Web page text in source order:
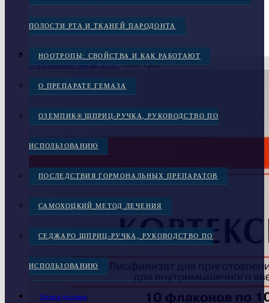
ПОЛОСТИ РТА И ТКАНЕЙ ПАРОДОНТА
НООТРОПЫ: СВОЙСТВА И КАК РАБОТАЮТ
О ПРЕПАРАТЕ ГЕМАЗА
ОЗЕМПИК® ШПРИЦ-РУЧКА, РУКОВОДСТВО ПО
ИСПОЛЬЗОВАНИЮ
ПОСЛЕДСТВИЯ ГОРМОНАЛЬНЫХ ПРЕПАРАТОВ
САМОХОЦКИЙ МЕТОД ЛЕЧЕНИЯ
СЕДЖАРО ШПРИЦ-РУЧКА, РУКОВОДСТВО ПО
ИСПОЛЬЗОВАНИЮ
Оплата/доставка
«Антивир» мазь, 25 г 70.00грн.